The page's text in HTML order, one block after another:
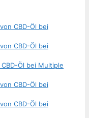
CBD-Öl bei
CBD-Öl bei
Öl bei Multiple
CBD-Öl bei
CBD-Öl bei